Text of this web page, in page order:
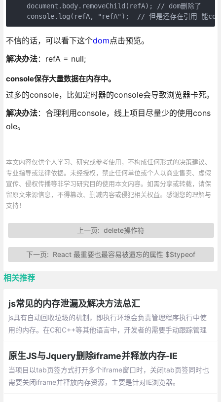
    document.body.removeChild(refA); // dom删除了
不信的话，可以看下这个dom点击预览。
解决办法：refA = null;
console保存大量数据在内存中。
过多的console，比如定时器的console会导致浏览器卡死。
解决办法：合理利用console，线上项目尽量少的使用cons
ole。
本文内容仅供个人学习、研究或参考使用，不构成任何形式的决策建议、
专业指导或法律依据。未经授权，禁止任何单位或个人以商业售卖、虚假
宣传、侵权传播等非学习研究目的使用本文内容。如需分享或转载，请保
留原文来源信息，不得篡改、删减内容或侵犯相关权益。感谢您的理解与
支持！
上一页:delete操作符
下一页: React 最重要也最容易被遗忘的属性 $$typeof
相关推荐
js常见的内存泄漏及解决方法总汇
js具有自动回收垃圾的机制，即执行环境会负责管理程序执行中使
用的内存。在C和C++等其他语言中，开发者的需要手动跟踪管理
用的问题，所需内存的分配 以及无用的回收完全实现了自动管理。
原生JS与Jquery删除iframe并释放内存-IE
当项目以tab页签方式打开多个iframe窗口时，关闭tab页签同时也
需要关闭iframe并释放内存资源，主要是针对IE浏览器。